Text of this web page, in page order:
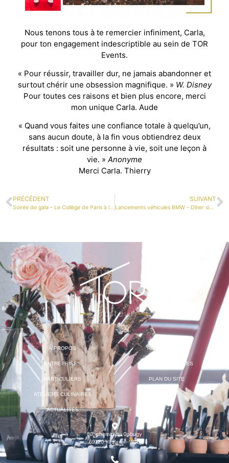
Nous tenons tous à te remercier infiniment, Carla,
pour ton engagement indescriptible au sein de TOR
Events.
« Pour réussir, travailler dur, ne jamais abandonner et
surtout chérir une obsession magnifique. » W. Disney
Pour toutes ces raisons et bien plus encore, merci
mon unique Carla. Aude
« Quand vous faites une confiance totale à quelqu’un,
sans aucun doute, à la fin vous obtiendrez deux
résultats : soit une personne à vie, soit une leçon à
vie. » Anonyme
Merci Carla. Thierry
PRÉCÉDENT
Soirée de gala – Le Collège de Paris à l’honneur
SUIVANT
Lancements véhicules BMW – Dîner signature w/ Pierre Augé
À PROPOS
ENTREPRISES
PARTICULIERS
ATELIERS CULINAIRES
ACTUALITÉS
RECRUTEMENT
MENTIONS LÉGALES
PLAN DU SITE
80, chemin du Gabugy
69120 Vaulx-en-Velin